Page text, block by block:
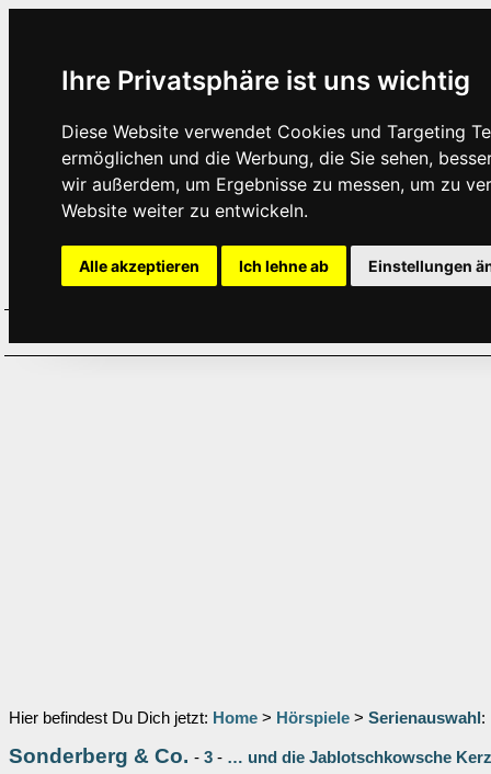
Ihre Privatsphäre ist uns wichtig
Diese Website verwendet Cookies und Targeting
ermöglichen und die Werbung, die Sie sehen,
wir außerdem, um Ergebnisse zu messen, um zu
Website weiter zu entwickeln.
Alle akzeptieren Ich lehne ab Einstellungen
Hier befindest Du Dich jetzt: Home > Hörspiele > Serienauswahl :
Sonderberg & Co. - 3 - … und die Jablotschkowsche